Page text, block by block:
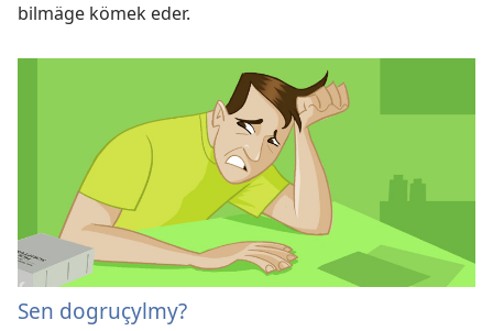
bilmäge kömek eder.
Sen dogruçylmy?